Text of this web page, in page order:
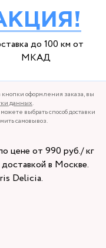
до 100 км от
МКАД
кнопки оформления заказа, вы
данных.
выбрать способ доставки
самовывоз.
цене от 990 руб./ кг
в Москве.
Delicia.